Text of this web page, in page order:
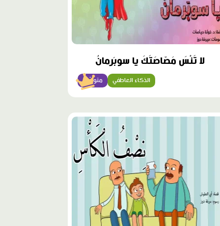
لا تَنْسَ مَصّاصَتَكَ يا سوبَرمانُ
متوسّط الذكاء العاطفي